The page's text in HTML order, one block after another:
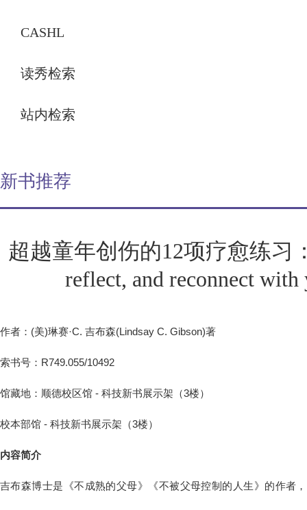
馆藏
CASHL
读秀检索
站内检索
新书推荐
超越童年创伤的12项疗愈练习
reflect, and reconnect with
作者：(美)琳赛·C. 吉布森(Lindsay C. Gibson)著
索书号：R749.055/10492
馆藏地：顺德校区馆 - 科技新书展示架（3楼）
校本部馆 - 科技新书展示架（3楼）
内容简介
吉布森博士是《不成熟的父母》《不被父母控制的人生》的作者